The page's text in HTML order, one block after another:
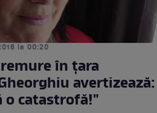
la 00:20
în ţara
avertizează:
o catastrofă!"